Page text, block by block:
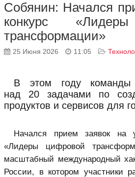
Собянин: Начался
конкурс
трансформации»
25 Июня 2026 11:05
В этом году команды
над 20 задачами по
продуктов и сервисов для
Начался прием заявок на
«Лидеры цифровой
масштабный международный
России, в котором участники